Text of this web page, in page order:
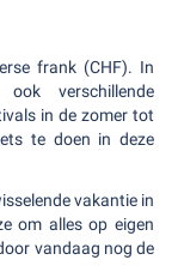
frank (CHF). In
verschillende
in de zomer tot
te doen in deze
vakantie in
om alles op eigen
vandaag nog de